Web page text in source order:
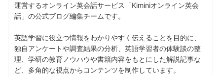
運営するオンライン英会話サービス「Kiminiオンライン英会
話」の公式ブログ編集チームです。
英語学習に役立つ情報をわかりやすく伝えることを目的に、
独自アンケートや調査結果の分析、英語学習者の体験談の整
理、学研の教育ノウハウや書籍内容をもとにした解説記事な
ど、多角的な視点からコンテンツを制作しています。